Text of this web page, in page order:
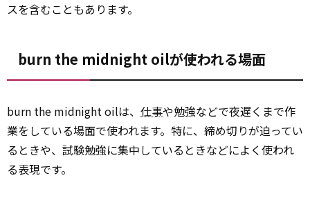
スを含むこともあります。
burn the midnight oilが使われる場面
burn the midnight oilは、 仕事や勉強などで夜遅くまで作
業をしている場面で使われます。特に、締め切りが迫ってい
るときや、試験勉強に集中しているときなどによく使われ
る表現です。